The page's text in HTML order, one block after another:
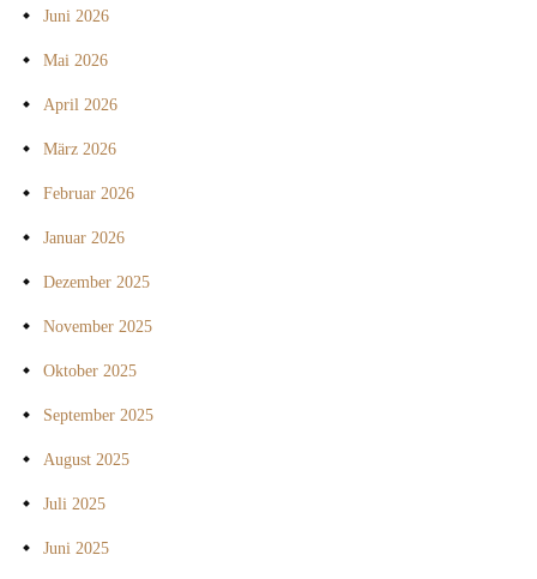
Juni 2026
Mai 2026
April 2026
März 2026
Februar 2026
Januar 2026
Dezember 2025
November 2025
Oktober 2025
September 2025
August 2025
Juli 2025
Juni 2025